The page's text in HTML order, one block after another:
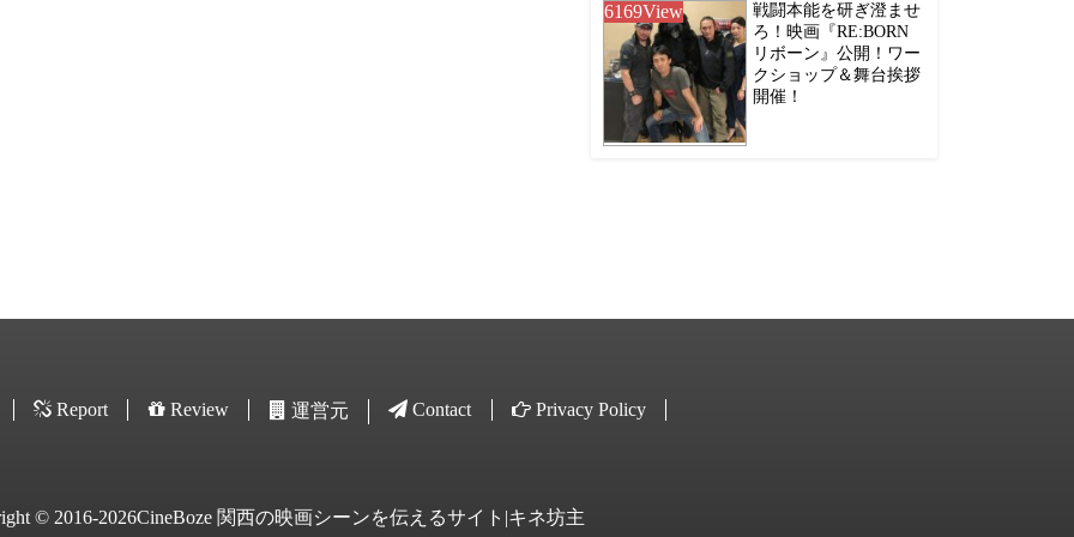
6169View
戦闘本能を研ぎ澄ませ
ろ！映画『RE:BORN
リボーン』公開！ワー
クショップ＆舞台挨拶
開催！
Report Review 運営元 Contact Privacy Policy
© 2016-2026CineBoze 関西の映画シーンを伝えるサイト|キネ坊主